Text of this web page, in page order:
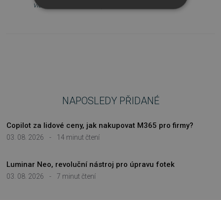
videa bez starostí a vyrušování.
NAPOSLEDY PŘIDANÉ
03. 08. 2026 - 14 minut čtení
Copilot za lidové ceny, jak nakupovat M365 pro firmy?
03. 08. 2026 - 7 minut čtení
Luminar Neo, revoluční nástroj pro úpravu fotek
NEZBYTNĚ NUTNÉ SOUBORY
NEZAŘAZENÉ SOUBORY
Výkonové soubory
Soubory cílení
Funkční soubory